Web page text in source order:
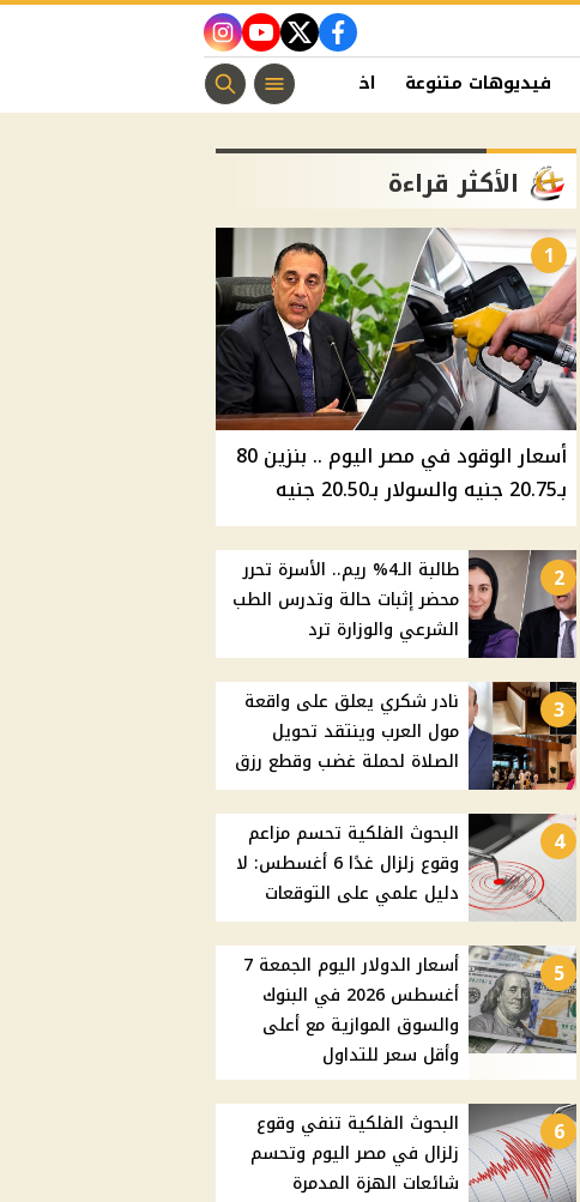
facebook
twitter
youtube
instagram
فيديوهات متنوعة اخبار الفن منوعات مسيحية
الأكثر قراءة
1
أسعار الوقود في مصر اليوم .. بنزين 80
بـ20.75 جنيه والسولار بـ20.50 جنيه
2
طالبة الـ4% ريم.. الأسرة تحرر
محضر إثبات حالة وتدرس الطب
الشرعي والوزارة ترد
3
نادر شكري يعلق على واقعة
مول العرب وينتقد تحويل
الصلاة لحملة غضب وقطع رزق
4
البحوث الفلكية تحسم مزاعم
وقوع زلزال غدًا 6 أغسطس: لا
دليل علمي على التوقعات
5
أسعار الدولار اليوم الجمعة 7
أغسطس 2026 في البنوك
والسوق الموازية مع أعلى
وأقل سعر للتداول
6
البحوث الفلكية تنفي وقوع
زلزال في مصر اليوم وتحسم
شائعات الهزة المدمرة